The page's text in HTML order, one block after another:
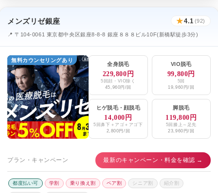
メンズリゼ銀座 ★4.1 (92)
📍 〒104-0061 東京都中央区銀座8-8-8 銀座８８８ビル10F(新橋駅徒歩3分)
無料カウンセリングあり
全身脱毛
229,800円
5回顔・VIO除く
45,960円/回
VIO脱毛
99,800円
5回
19,960円/回
ヒゲ脱毛・ 顔脱毛
14,000円
5回鼻下＋アゴ＋アゴ下
2,800円/回
脚脱毛
119,800円
5回膝上～足先
23,960円/回
プラン・キャンペーン 最新のキャンペーン・料金を確認 →
都度払い可 学割 乗り換え割 ペア割 シニア割 紹介割